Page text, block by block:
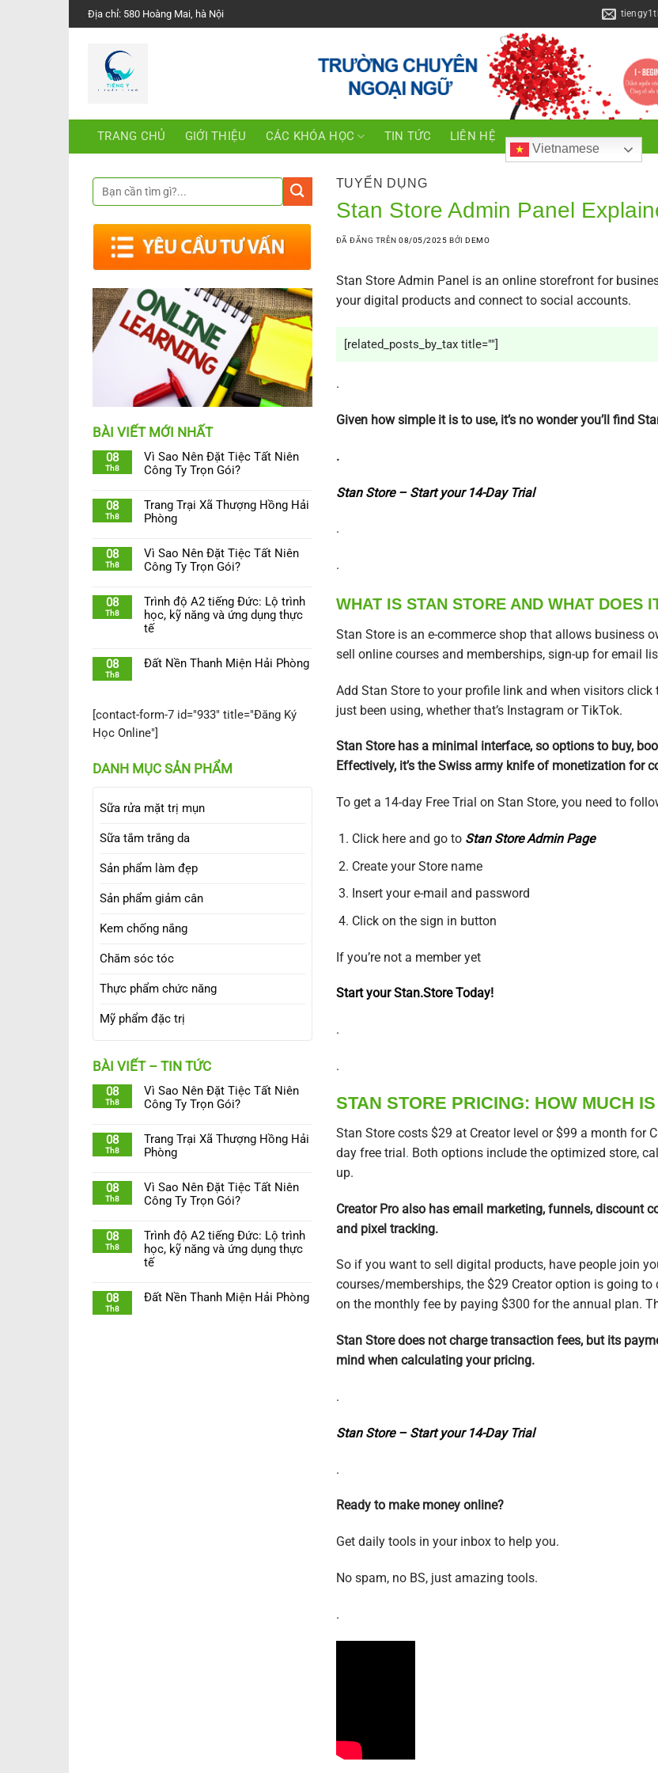
Chuyển
đến
Địa chỉ: 580 Hoàng Mai, hà Nội
TRANG CHỦ GIỚI THIỆU CÁC KHÓA HỌC TIN TỨC LIÊN HỆ
Vietnamese
BÀI VIẾT MỚI NHẤT
08
Th8
Vì Sao Nên Đặt Tiệc Tất Niên
Công Ty Trọn Gói?
08
Th8
Trang Trại Xã Thượng Hồng Hải
Phòng
08
Th8
Vì Sao Nên Đặt Tiệc Tất Niên
Công Ty Trọn Gói?
08
Th8
Trình độ A2 tiếng Đức: Lộ trình
học, kỹ năng và ứng dụng thực
tế
08
Th8
Đất Nền Thanh Miện Hải Phòng
[contact-form-7 id="933" title="Đăng Ký
Học Online"]
DANH MỤC SẢN PHẨM
Sữa rửa mặt trị mụn
Sữa tắm trắng da
Sản phẩm làm đẹp
Sản phẩm giảm cân
Kem chống nắng
Chăm sóc tóc
Thực phẩm chức năng
Mỹ phẩm đặc trị
BÀI VIẾT – TIN TỨC
08
Th8
Vì Sao Nên Đặt Tiệc Tất Niên
Công Ty Trọn Gói?
08
Th8
Trang Trại Xã Thượng Hồng Hải
Phòng
08
Th8
Vì Sao Nên Đặt Tiệc Tất Niên
Công Ty Trọn Gói?
08
Th8
Trình độ A2 tiếng Đức: Lộ trình
học, kỹ năng và ứng dụng thực
tế
08
Th8
Đất Nền Thanh Miện Hải Phòng
TUYỂN DỤNG
Stan Store Admin Panel
ĐÃ ĐĂNG TRÊN08/05/2025 BỞIDEMO
Stan Store Admin Panel is an online storefront for
your digital products and connect to social accounts.
[related_posts_by_tax title=""]
.
Given how simple it is to use, it’s no wonder you’ll find
.
Stan Store – Start your 14-Day Trial
.
.
WHAT IS STAN STORE AND WHAT DOES
Stan Store is an e-commerce shop that allows business
sell online courses and memberships, sign-up for email
Add Stan Store to your profile link and when visitors
just been using, whether that’s Instagram or TikTok.
Stan Store has a minimal interface, so options to buy,
Effectively, it’s the Swiss army knife of monetization for
To get a 14-day Free Trial on Stan Store, you need to
Click here and go to Stan Store Admin Page
Create your Store name
Insert your e-mail and password
Click on the sign in button
If you’re not a member yet
Start your Stan.Store Today!
.
.
STAN STORE PRICING: HOW MUCH
Stan Store costs $29 at Creator level or $99 a month for
day free trial. Both options include the optimized store,
up.
Creator Pro also has email marketing, funnels, discount
and pixel tracking.
So if you want to sell digital products, have people join
courses/memberships, the $29 Creator option is going
on the monthly fee by paying $300 for the annual plan.
Stan Store does not charge transaction fees, but its
mind when calculating your pricing.
.
Stan Store – Start your 14-Day Trial
.
Ready to make money online?
Get daily tools in your inbox to help you.
No spam, no BS, just amazing tools.
.